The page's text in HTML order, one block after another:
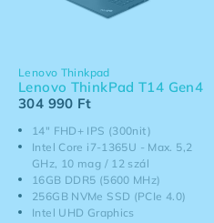
14" FHD+ IPS (300nit)
Intel Core i7-1365U - Max. 5,2
GHz, 10 mag / 12 szál
16GB DDR5 (5600 MHz)
256GB NVMe SSD (PCIe 4.0)
Intel UHD Graphics
Lenovo Thinkpad
Lenovo ThinkPad T14 Gen4
304 990 Ft